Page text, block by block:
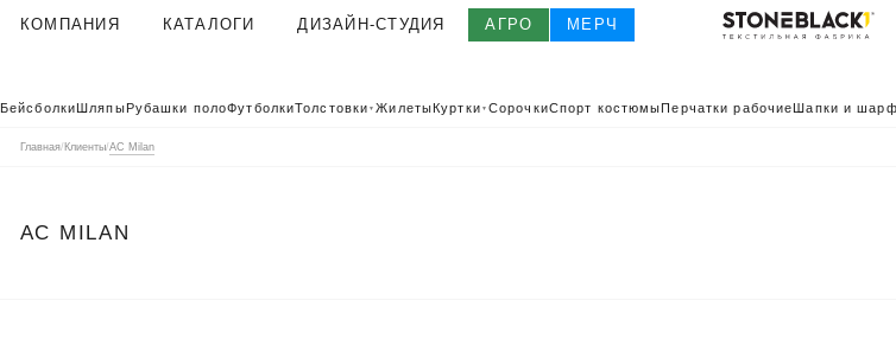
КОМПАНИЯ
О КОМПАНИИ
ОТЗЫВЫ
КАТАЛОГИ ДИЗАЙН-СТУДИЯ АГРО МЕРЧ
БейсболкиШляпыРубашки полоФутболкиТолстовки ▼ ЖилетыКуртки ▼ СорочкиСпорт костюмыПерчатки рабочиеШапки и
Главная/ Клиенты/AC Milan
AC MILAN